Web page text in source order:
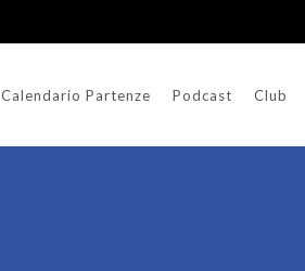
Calendario Partenze Podcast Club